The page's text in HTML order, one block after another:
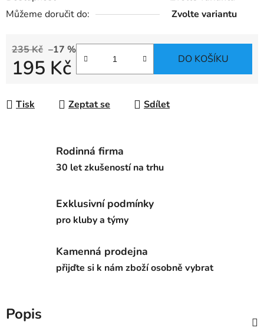
Můžeme doručit do:
Zvolte variantu
235 Kč –17 %
195 Kč DO KOŠÍKU
Tisk Zeptat se Sdílet
Rodinná firma
30 let zkušeností na trhu
Exklusivní podmínky
pro kluby a týmy
Kamenná prodejna
přijďte si k nám zboží osobně vybrat
Popis